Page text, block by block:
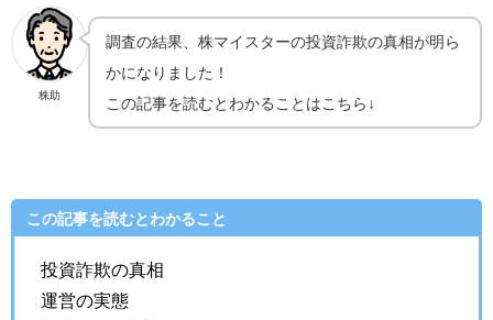
株助
調査の結果、株マイスターの投資詐欺の真相が明ら
かになりました！
この記事を読むとわかることはこちら↓
この記事を読むとわかること
投資詐欺の真相
運営の実態